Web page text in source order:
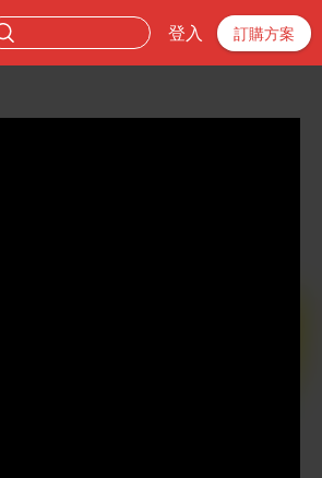
登入 訂購方案